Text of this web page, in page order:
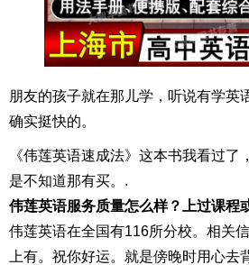
朋友的孩子就在那儿学，听说有学英
确实挺快的。
《伟莲英语速成法》这本书我看过了
是不知道那有买。.
伟莲英语服务质量怎么样？上过课程
伟莲英语在全国有116所分校。相关
上有。祝你好运。就是傍晚时用心去